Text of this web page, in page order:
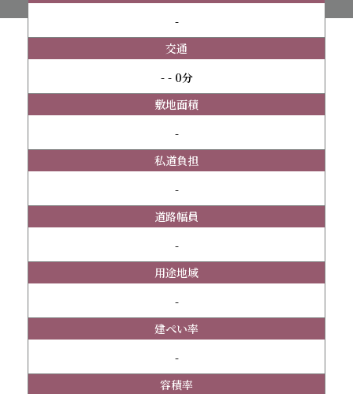
-
交通
- - 0分
敷地面積
-
私道負担
-
道路幅員
-
用途地域
-
建ぺい率
-
容積率